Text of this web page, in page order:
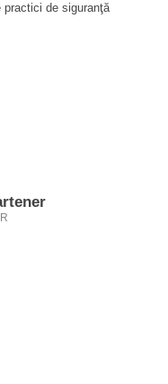
practici de siguranţă